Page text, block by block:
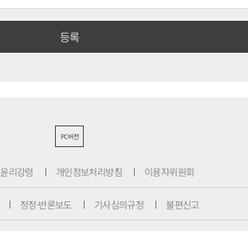
PC버전
윤리강령 개인정보처리방침 이용자위원회
정정·반론보도 기사심의규정 불편신고